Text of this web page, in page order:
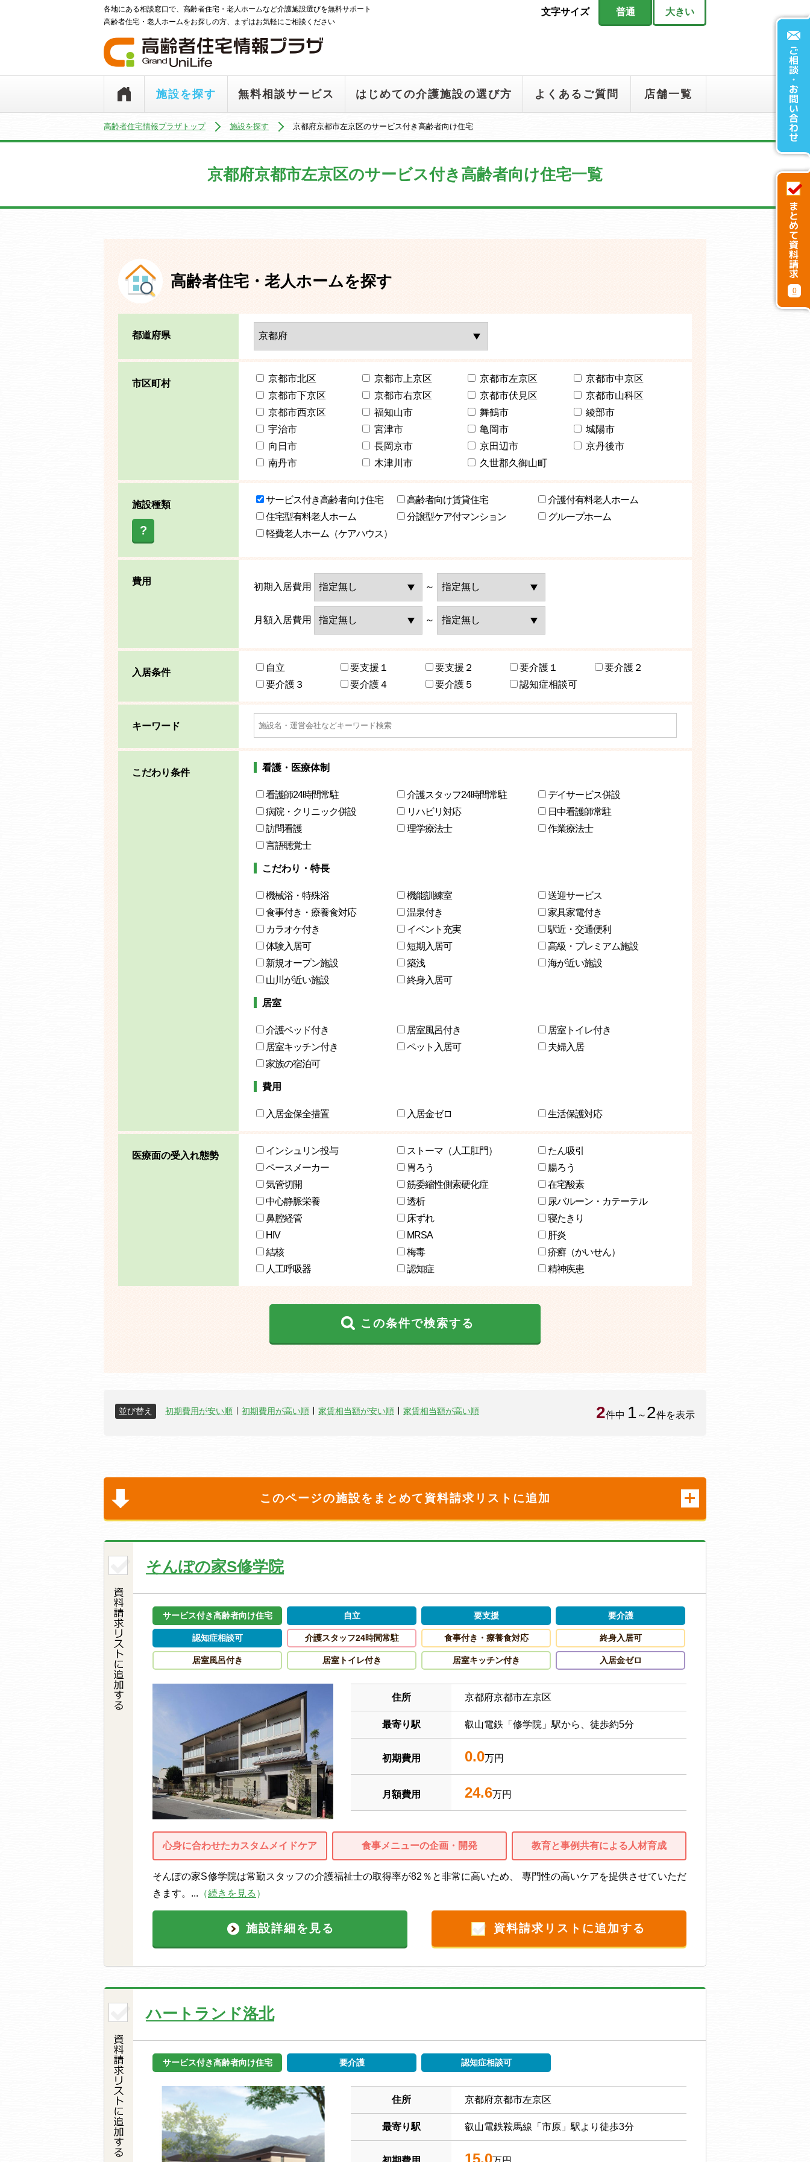
各地にある相談窓口で、高齢者住宅・老人ホームなど介護施設選びを無料サポート
高齢者住宅・老人ホームをお探しの方、まずはお気軽にご相談ください
文字サイズ 普通 大きい
施設を探す 無料相談サービス はじめての介護施設の選び方 よくあるご質問 店舗一覧
高齢者住宅情報プラザトップ 施設を探す 京都府京都市左京区のサービス付き高齢者向け住宅
京都府京都市左京区のサービス付き高齢者向け住宅一覧
高齢者住宅・老人ホームを探す
都道府県
市区町村 京都市北区 京都市上京区 京都市左京区
京都市中京区
京都市下京区
京都市右京区 京都市伏見区
京都市山科区
京都市西京区
福知山市 舞鶴市
綾部市
宇治市
宮津市 亀岡市
城陽市
向日市
長岡京市 京田辺市
京丹後市
南丹市
木津川市 久世郡久御山町
施設種類
?
サービス付き高齢者向け住宅 高齢者向け賃貸住宅
介護付有料老人ホーム
住宅型有料老人ホーム
分譲型ケア付マンション
グループホーム
軽費老人ホーム（ケアハウス）
費用
初期入居費用 ～
月額入居費用 ～
入居条件 自立 要支援１ 要支援２ 要介護１
要介護２
要介護３
要介護４ 要介護５ 認知症相談可
キーワード
こだわり条件 看護・医療体制
看護師24時間常駐 介護スタッフ24時間常駐
デイサービス併設
病院・クリニック併設
リハビリ対応
日中看護師常駐
訪問看護
理学療法士
作業療法士
言語聴覚士
こだわり・特長
機械浴・特殊浴 機能訓練室
送迎サービス
食事付き・療養食対応
温泉付き
家具家電付き
カラオケ付き
イベント充実
駅近・交通便利
体験入居可
短期入居可
高級・プレミアム施設
新規オープン施設
築浅
海が近い施設
山川が近い施設
終身入居可
居室
介護ベッド付き 居室風呂付き
居室トイレ付き
居室キッチン付き
ペット入居可
夫婦入居
家族の宿泊可
費用
入居金保全措置 入居金ゼロ 生活保護対応
医療面の受入れ態勢 インシュリン投与 ストーマ（人工肛門）
たん吸引
ペースメーカー
胃ろう
腸ろう
気管切開
筋委縮性側索硬化症
在宅酸素
中心静脈栄養
透析
尿バルーン・カテーテル
鼻腔経管
床ずれ
寝たきり
HIV
MRSA
肝炎
結核
梅毒
疥癬（かいせん）
人工呼吸器
認知症 精神疾患
この条件で検索する
2件中 1 ～ 2件を表示
並び替え 初期費用が安い順 初期費用が高い順 家賃相当額が安い順 家賃相当額が高い順
このページの施設をまとめて資料請求リストに追加
そんぽの家S修学院
サービス付き高齢者向け住宅 自立 要支援 要介護
認知症相談可 介護スタッフ24時間常駐 食事付き・療養食対応 終身入居可
居室風呂付き 居室トイレ付き 居室キッチン付き 入居金ゼロ
住所 京都府京都市左京区
最寄り駅 叡山電鉄「修学院」駅から、徒歩約5分
初期費用 0.0万円
月額費用 24.6万円
心身に合わせたカスタムメイドケア 食事メニューの企画・開発 教育と事例共有による人材育成
そんぽの家S修学院は常勤スタッフの介護福祉士の取得率が82％と非常に高いため、 専門性の高いケアを提供させていただ
きます。... （続きを見る ）
施設詳細を見る 資料請求リストに追加する
ハートランド洛北
サービス付き高齢者向け住宅 要介護 認知症相談可
住所 京都府京都市左京区
最寄り駅 叡山電鉄鞍馬線「市原」駅より徒歩3分
15.0
0